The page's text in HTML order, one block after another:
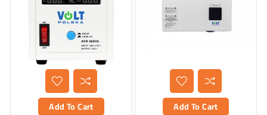
Add To Cart Add To Cart